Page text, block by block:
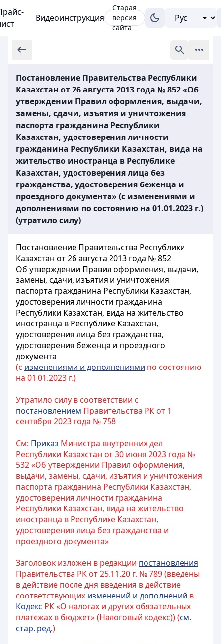
Видеоинструкция
Старая
версия
сайта
Постановление Правительства Республики
Казахстан от 26 августа 2013 года № 852 «Об
утверждении Правил оформления, выдачи,
замены, сдачи, изъятия и уничтожения
паспорта гражданина Республики
Казахстан, удостоверения личности
гражданина Республики Казахстан, вида на
жительство иностранца в Республике
Казахстан, удостоверения лица без
гражданства, удостоверения беженца и
проездного документа» (с изменениями и
дополнениями по состоянию на 01.01.2023 г.)
(утратило силу)
Постановление Правительства Республики
Казахстан от 26 августа 2013 года № 852
Об утверждении Правил оформления, выдачи,
замены, сдачи, изъятия и уничтожения
паспорта гражданина Республики Казахстан,
удостоверения личности гражданина
Республики Казахстан, вида на жительство
иностранца в Республике Казахстан,
удостоверения лица без гражданства,
удостоверения беженца и проездного
документа
(с изменениями и дополнениями по состоянию
на 01.01.2023 г.)
Утратило силу в соответствии с
постановлением Правительства РК от 1
сентября 2023 года № 758
См: Приказ Министра внутренних дел
Республики Казахстан от 30 июня 2023 года №
532 «Об утверждении Правил оформления,
выдачи, замены, сдачи, изъятия и уничтожения
паспорта гражданина Республики Казахстан,
удостоверения личности гражданина
Республики Казахстан, вида на жительство
иностранца в Республике Казахстан,
удостоверения лица без гражданства и
проездного документа»
Заголовок изложен в редакции постановления
Правительства РК от 25.11.20 г. № 789 (введены
в действие после дня введения в действие
соответствующих изменений и дополнений в
Кодекс РК «О налогах и других обязательных
платежах в бюджет» (Налоговый кодекс)) (см.
стар. ред.)